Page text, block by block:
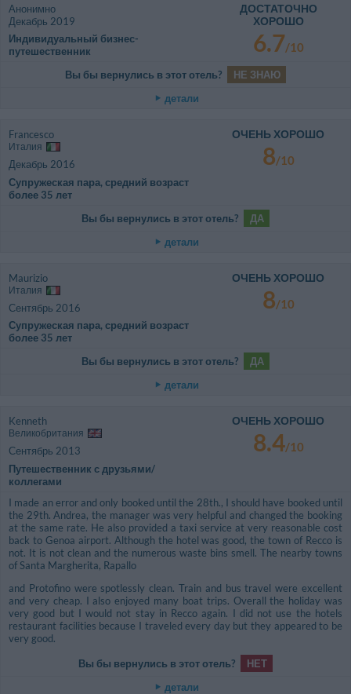
Анонимно
Декабрь 2019
Индивидуальный бизнес-
путешественник
ДОСТАТОЧНО
ХОРОШО
6.7/10
Вы бы вернулись в этот отель?
НЕ ЗНАЮ
детали
Francesco
Италия
Декабрь 2016
Супружеская пара, средний возраст
более 35 лет
ОЧЕНЬ ХОРОШО
8/10
Вы бы вернулись в этот отель?
ДА
детали
Maurizio
Италия
Сентябрь 2016
Супружеская пара, средний возраст
более 35 лет
ОЧЕНЬ ХОРОШО
8/10
Вы бы вернулись в этот отель?
ДА
детали
Kenneth
Великобритания
Сентябрь 2013
Путешественник с друзьями/
коллегами
ОЧЕНЬ ХОРОШО
8.4/10
I made an error and only booked until the 28th., I should have booked until
the 29th. Andrea, the manager was very helpful and changed the booking
at the same rate. He also provided a taxi service at very reasonable cost
back to Genoa airport. Although the hotel was good, the town of Recco is
not. It is not clean and the numerous waste bins smell. The nearby towns
of Santa Margherita, Rapallo
and Protofino were spotlessly clean. Train and bus travel were excellent
and very cheap. I also enjoyed many boat trips. Overall the holiday was
very good but I would not stay in Recco again. I did not use the hotels
restaurant facilities because I traveled every day but they appeared to be
very good.
Вы бы вернулись в этот отель?
НЕТ
детали